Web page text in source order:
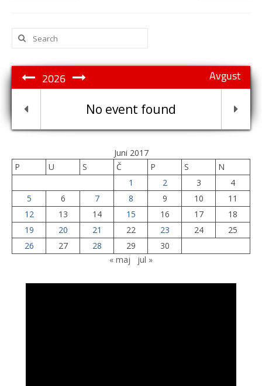
Search
for:
Avgust
2026
No event found
Juni 2017
P
U S Č P S
N
1
2 3
4
5
6 7 8 9 10
11
12
13 14 15 16 17
18
19
20 21 22 23 24
25
26
27 28 29
30
« maj
jul »